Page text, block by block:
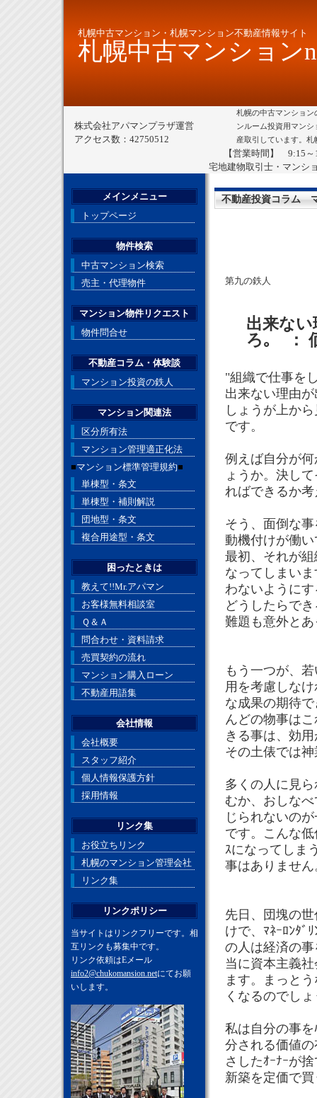
札幌中古マンション・札幌マンション不動産情報サイト
札幌中古マンション
株式会社アパマンプラザ運営
アクセス数：42750512
札幌の中古マンショ
ンルーム投資用マン
産取引しています。
【営業時間】 9:15
宅地建物取引士・マンシ
不動産投資コラム
第九の鉄人
出来な
ろ｡ ：
"組織で仕事を
出来ない理由
しょうが上か
です。
例えば自分が
ょうか。決し
ればできるか
そう、面倒な
動機付けが働
最初、それが
なってしまい
わないように
どうしたらで
難題も意外と
もう一つが、
用を考慮しな
な成果の期待
んどの物事は
きる事は、効
その土俵では
多くの人に見
むか、おしな
じられないの
です。こんな
ｽになってしま
事はありません
先日、団塊の
けで、ﾏﾈｰﾛﾝﾀﾞ
の人は経済の
当に資本主義
ます。まっと
くなるのでし
私は自分の事を
分される価値の
さしたｵｰﾅｰが
新築を定価で
メインメニュー
トップページ
物件検索
中古マンション検索
売主・代理物件
マンション物件リクエスト
物件問合せ
不動産コラム・体験談
マンション投資の鉄人
マンション関連法
区分所有法
マンション管理適正化法
■マンション標準管理規約■
単棟型・条文
単棟型・補則解説
団地型・条文
複合用途型・条文
困ったときは
教えて!!Mr.アパマン
お客様無料相談室
Ｑ＆Ａ
問合わせ・資料請求
売買契約の流れ
マンション購入ローン
不動産用語集
会社情報
会社概要
スタッフ紹介
個人情報保護方針
採用情報
リンク集
お役立ちリンク
札幌のマンション管理会社
リンク集
リンクポリシー
当サイトはリンクフリーです。相
互リンクも募集中です。
リンク依頼はEメール
info2@chukomansion.netにてお願
いします。